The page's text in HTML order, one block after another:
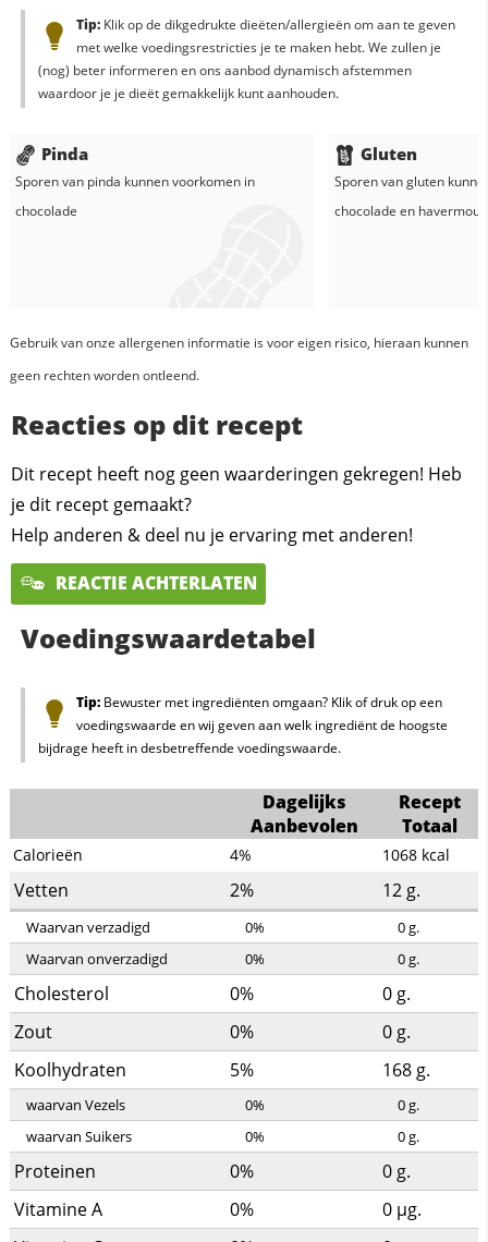
Tip:Klik op de dikgedrukte dieëten/allergieën om aan te geven
met welke voedingsrestricties je te maken hebt. We zullen je
(nog) beter informeren en ons aanbod dynamisch afstemmen
waardoor je je dieët gemakkelijk kunt aanhouden.
Pinda
Sporen van pinda kunnen voorkomen in
chocolade
Gluten
Sporen van gluten
chocolade en havermout
Gebruik van onze allergenen informatie is voor eigen risico, hieraan kunnen
geen rechten worden ontleend.
Reacties op dit recept
Dit recept heeft nog geen waarderingen gekregen! Heb
je dit recept gemaakt?
Help anderen & deel nu je ervaring met anderen!
REACTIE ACHTERLATEN
Voedingswaardetabel
Tip:Bewuster met ingrediënten omgaan? Klik of druk op een
voedingswaarde en wij geven aan welk ingrediënt de hoogste
bijdrage heeft in desbetreffende voedingswaarde.
Dagelijks
Aanbevolen
Recept
Totaal
Calorieën 4% 1068 kcal
Vetten 2% 12 g.
Waarvan verzadigd 0% 0g.
Waarvan onverzadigd
0% 0g.
Cholesterol 0% 0 g.
Zout
0% 0 g.
Koolhydraten
5% 168 g.
waarvan Vezels 0% 0g.
waarvan Suikers
0% 0g.
Proteinen 0% 0 g.
Vitamine A
0% 0 µg.